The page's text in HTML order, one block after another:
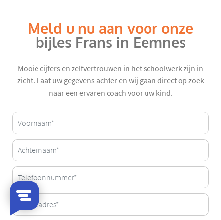
Meld u nu aan voor onze
bijles Frans in Eemnes
Mooie cijfers en zelfvertrouwen in het schoolwerk zijn in
zicht. Laat uw gegevens achter en wij gaan direct op zoek
naar een ervaren coach voor uw kind.